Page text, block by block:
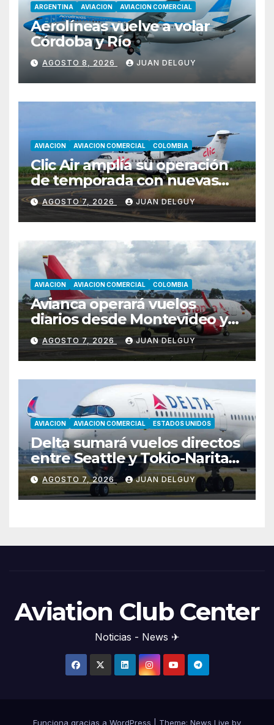
ARGENTINA AVIACION AVIACION COMERCIAL
Aerolíneas vuelve a volar
Córdoba y Río
AGOSTO 8, 2026 JUAN DELGUY
AVIACION AVIACION COMERCIAL COLOMBIA
Clic Air amplía su operación
de temporada con nuevas
rutas hacia Cartagena y Tolú
AGOSTO 7, 2026 JUAN DELGUY
AVIACION AVIACION COMERCIAL COLOMBIA
Avianca operará vuelos
diarios desde Montevideo y
Asunción hacia Bogotá
AGOSTO 7, 2026 JUAN DELGUY
AVIACION AVIACION COMERCIAL ESTADOS UNIDOS
Delta sumará vuelos directos
entre Seattle y Tokio-Narita
desde marzo de 2027
AGOSTO 7, 2026 JUAN DELGUY
Aviation Club Center
Noticias - News ✈
Funciona gracias a WordPress Theme: News Live by